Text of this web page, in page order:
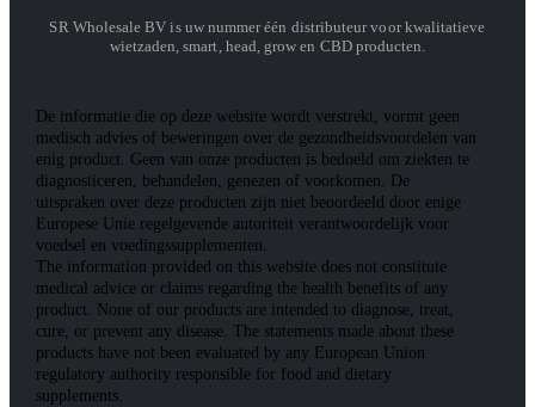
SR Wholesale BV is uw nummer één distributeur voor kwalitatieve
wietzaden, smart, head, grow en CBD producten.
De informatie die op deze website wordt verstrekt, vormt geen
medisch advies of beweringen over de gezondheidsvoordelen van
enig product. Geen van onze producten is bedoeld om ziekten te
diagnosticeren, behandelen, genezen of voorkomen. De
uitspraken over deze producten zijn niet beoordeeld door enige
Europese Unie regelgevende autoriteit verantwoordelijk voor
voedsel en voedingssupplementen.
The information provided on this website does not constitute
medical advice or claims regarding the health benefits of any
product. None of our products are intended to diagnose, treat,
cure, or prevent any disease. The statements made about these
products have not been evaluated by any European Union
regulatory authority responsible for food and dietary
supplements.